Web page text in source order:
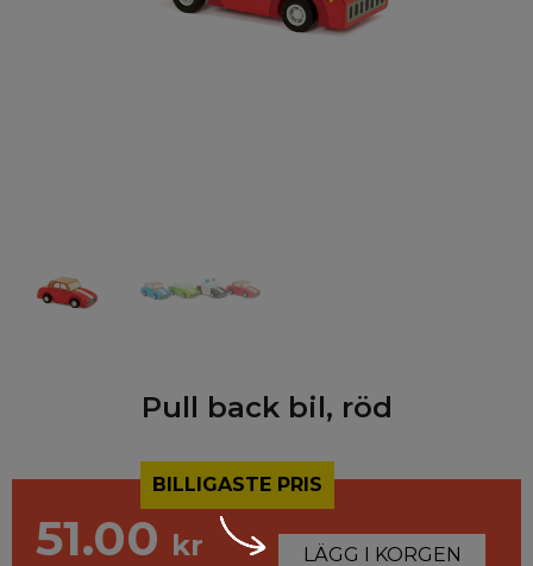
Pull back bil, röd
BILLIGASTE PRIS
51.00 kr LÄGG I KORGEN